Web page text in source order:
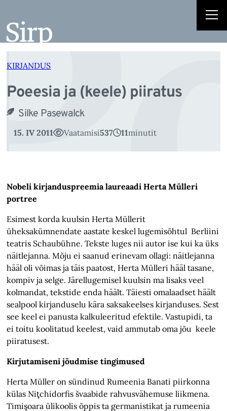
juurde
KIRJANDUS
Poeesia ja (keele) piiratus
Silke Pasewalck
15. IV 2011 Vaatamisi537 11minutit
Nobeli kirjanduspreemia laureaadi Herta Mülleri
portree
Esimest korda kuulsin Herta Müllerit
üheksakümnendate aastate keskel lugemisõhtul Berliini
teatris Schaubühne. Tekste luges nii autor ise kui ka üks
näitlejanna. Mõju ei saanud erinevam ollagi: näitlejanna
hääl oli võimas ja täis paatost, Herta Mülleri hääl tasane,
kompiv ja selge. Järellugemisel kuulsin ma lisaks veel
kolmandat, tekstide enda häält. Täiesti omalaadset häält
sealpool kirjanduselu kära saksakeelses kirjanduses. Sest
see keel ei panusta kalkuleeritud efektile. Vastupidi, ta
ei toitu koolitatud keelest, vaid ammutab oma jõu keele
piiratusest.
Kirjutamiseni jõudmise tingimused
Herta Müller on sündinud Rumeenia Banati piirkonna
külas Niţchidorfis švaabide rahvusvähemuse liikmena.
Timişoara ülikoolis õppis ta germanistikat ja rumeenia